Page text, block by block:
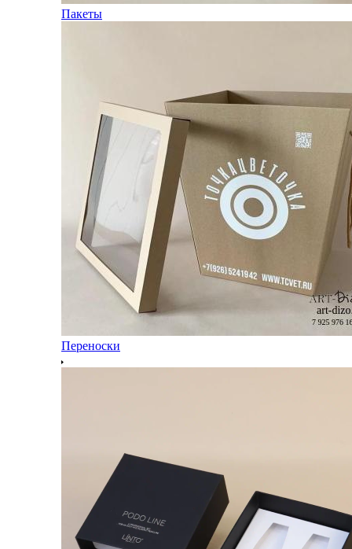
Пакеты
Переноски